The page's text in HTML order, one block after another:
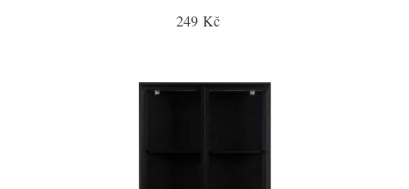
249 Kč